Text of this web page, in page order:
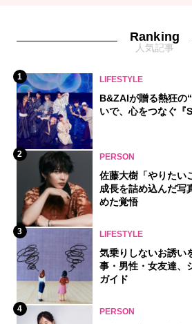
Ranking
人気記事
1 LIFESTYLE
B&ZAIが贈る熱狂の
いで、心をつなぐ『
2 PERSON
佐藤大樹「やりたい
成長を詰め込んだ
めた覚悟
3 LIFESTYLE
気乗りしないお誘い
事・男性・女友達、
ガイド
4 PERSON